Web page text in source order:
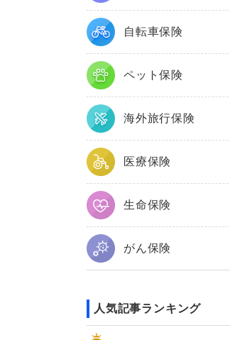
自転車保険
ペット保険
海外旅行保険
医療保険
生命保険
がん保険
人気記事ランキング